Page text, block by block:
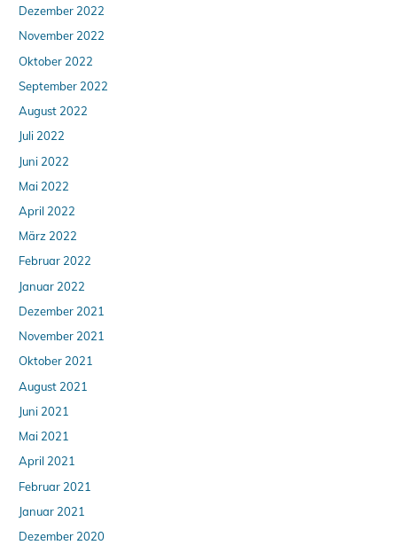
Dezember 2022
November 2022
Oktober 2022
September 2022
August 2022
Juli 2022
Juni 2022
Mai 2022
April 2022
März 2022
Februar 2022
Januar 2022
Dezember 2021
November 2021
Oktober 2021
August 2021
Juni 2021
Mai 2021
April 2021
Februar 2021
Januar 2021
Dezember 2020